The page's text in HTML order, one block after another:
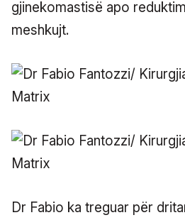
gjinekomastisë apo
meshkujt.
Dr Fabio ka treguar për